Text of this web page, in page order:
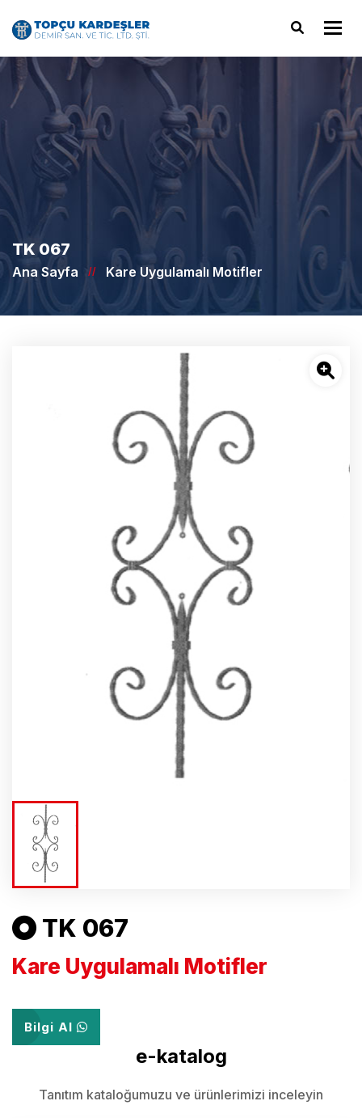
TK 067
Ana Sayfa Kare Uygulamalı Motifler
TK 067
Kare Uygulamalı Motifler
Bilgi Al
e-katalog
Tanıtım kataloğumuzu ve ürünlerimizi inceleyin